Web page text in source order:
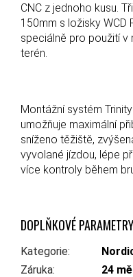
CNC z jednoho kusu.
150mm s ložisky WCD
speciálně pro použití v
terén.
Montážní systém
umožňuje maximální
sníženo těžiště,
vyvolané jízdou, lépe
více kontroly během
DOPLŇKOVÉ PARAMETRY
Kategorie:
Záruka:
24